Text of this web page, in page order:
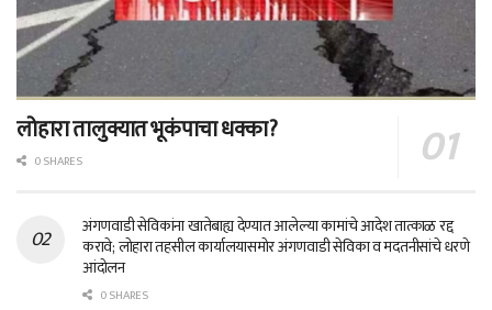
लोहारा तालुक्यात भूकंपाचा धक्का?
0 SHARES
अंगणवाडी सेविकांना खातेबाह्य देण्यात आलेल्या कामांचे आदेश तात्काळ रद्द
करावे; लोहारा तहसील कार्यालयासमोर अंगणवाडी सेविका व मदतनीसांचे धरणे
आंदोलन
0 SHARES